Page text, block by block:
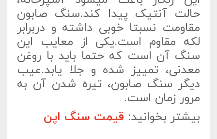
حالت آنتیک پیدا کند.سنگ صابون
مقاومت نسبتا خوبی داشته و دربرابر
لکه مقاوم است.یکی از معایب این
سنگ آن است که حتما باید با روغن
معدنی، تمییز شده و جلا یابد.عیب
دیگر سنگ صابون، تیره شدن آن به
مرور زمان است.
بیشتر بخوانید: قیمت سنگ اپن